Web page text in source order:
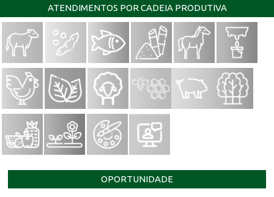
ATENDIMENTOS POR CADEIA PRODUTIVA
OPORTUNIDADE